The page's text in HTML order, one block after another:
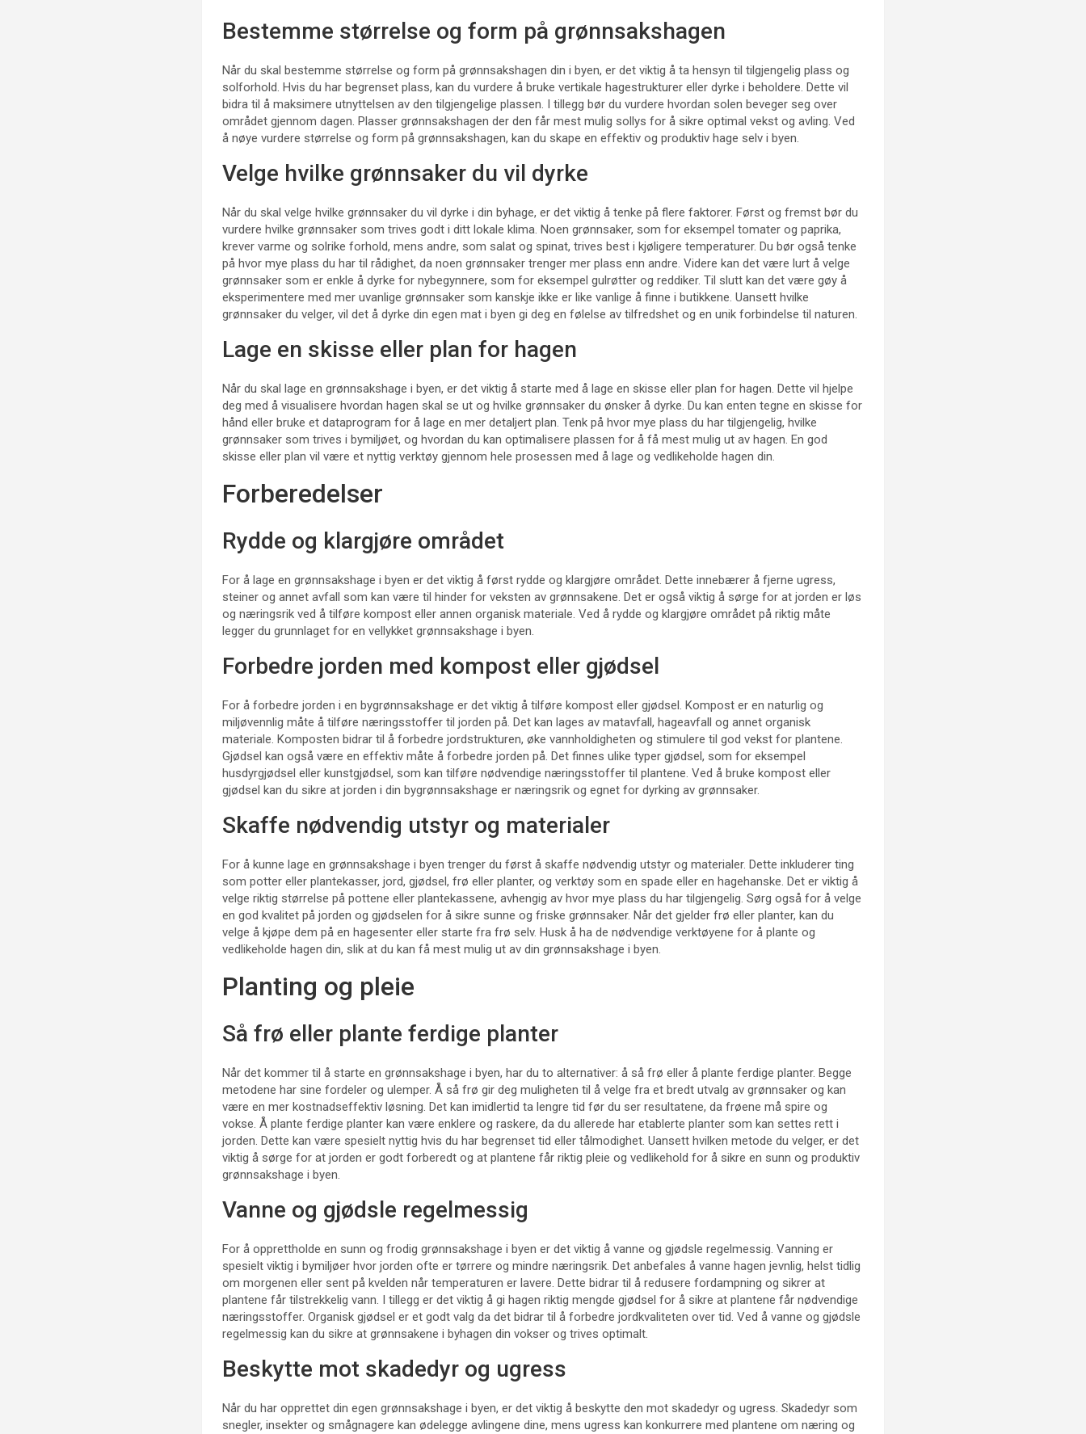
Bestemme størrelse og form på grønnsakshagen
Når du skal bestemme størrelse og form på grønnsakshagen din i byen, er det viktig å ta hensyn til tilgjengelig plass og
solforhold. Hvis du har begrenset plass, kan du vurdere å bruke vertikale hagestrukturer eller dyrke i beholdere. Dette vil
bidra til å maksimere utnyttelsen av den tilgjengelige plassen. I tillegg bør du vurdere hvordan solen beveger seg over
området gjennom dagen. Plasser grønnsakshagen der den får mest mulig sollys for å sikre optimal vekst og avling. Ved
å nøye vurdere størrelse og form på grønnsakshagen, kan du skape en effektiv og produktiv hage selv i byen.
Velge hvilke grønnsaker du vil dyrke
Når du skal velge hvilke grønnsaker du vil dyrke i din byhage, er det viktig å tenke på flere faktorer. Først og fremst bør du
vurdere hvilke grønnsaker som trives godt i ditt lokale klima. Noen grønnsaker, som for eksempel tomater og paprika,
krever varme og solrike forhold, mens andre, som salat og spinat, trives best i kjøligere temperaturer. Du bør også tenke
på hvor mye plass du har til rådighet, da noen grønnsaker trenger mer plass enn andre. Videre kan det være lurt å velge
grønnsaker som er enkle å dyrke for nybegynnere, som for eksempel gulrøtter og reddiker. Til slutt kan det være gøy å
eksperimentere med mer uvanlige grønnsaker som kanskje ikke er like vanlige å finne i butikkene. Uansett hvilke
grønnsaker du velger, vil det å dyrke din egen mat i byen gi deg en følelse av tilfredshet og en unik forbindelse til naturen.
Lage en skisse eller plan for hagen
Når du skal lage en grønnsakshage i byen, er det viktig å starte med å lage en skisse eller plan for hagen. Dette vil hjelpe
deg med å visualisere hvordan hagen skal se ut og hvilke grønnsaker du ønsker å dyrke. Du kan enten tegne en skisse for
hånd eller bruke et dataprogram for å lage en mer detaljert plan. Tenk på hvor mye plass du har tilgjengelig, hvilke
grønnsaker som trives i bymiljøet, og hvordan du kan optimalisere plassen for å få mest mulig ut av hagen. En god
skisse eller plan vil være et nyttig verktøy gjennom hele prosessen med å lage og vedlikeholde hagen din.
Forberedelser
Rydde og klargjøre området
For å lage en grønnsakshage i byen er det viktig å først rydde og klargjøre området. Dette innebærer å fjerne ugress,
steiner og annet avfall som kan være til hinder for veksten av grønnsakene. Det er også viktig å sørge for at jorden er løs
og næringsrik ved å tilføre kompost eller annen organisk materiale. Ved å rydde og klargjøre området på riktig måte
legger du grunnlaget for en vellykket grønnsakshage i byen.
Forbedre jorden med kompost eller gjødsel
For å forbedre jorden i en bygrønnsakshage er det viktig å tilføre kompost eller gjødsel. Kompost er en naturlig og
miljøvennlig måte å tilføre næringsstoffer til jorden på. Det kan lages av matavfall, hageavfall og annet organisk
materiale. Komposten bidrar til å forbedre jordstrukturen, øke vannholdigheten og stimulere til god vekst for plantene.
Gjødsel kan også være en effektiv måte å forbedre jorden på. Det finnes ulike typer gjødsel, som for eksempel
husdyrgjødsel eller kunstgjødsel, som kan tilføre nødvendige næringsstoffer til plantene. Ved å bruke kompost eller
gjødsel kan du sikre at jorden i din bygrønnsakshage er næringsrik og egnet for dyrking av grønnsaker.
Skaffe nødvendig utstyr og materialer
For å kunne lage en grønnsakshage i byen trenger du først å skaffe nødvendig utstyr og materialer. Dette inkluderer ting
som potter eller plantekasser, jord, gjødsel, frø eller planter, og verktøy som en spade eller en hagehanske. Det er viktig å
velge riktig størrelse på pottene eller plantekassene, avhengig av hvor mye plass du har tilgjengelig. Sørg også for å velge
en god kvalitet på jorden og gjødselen for å sikre sunne og friske grønnsaker. Når det gjelder frø eller planter, kan du
velge å kjøpe dem på en hagesenter eller starte fra frø selv. Husk å ha de nødvendige verktøyene for å plante og
vedlikeholde hagen din, slik at du kan få mest mulig ut av din grønnsakshage i byen.
Planting og pleie
Så frø eller plante ferdige planter
Når det kommer til å starte en grønnsakshage i byen, har du to alternativer: å så frø eller å plante ferdige planter. Begge
metodene har sine fordeler og ulemper. Å så frø gir deg muligheten til å velge fra et bredt utvalg av grønnsaker og kan
være en mer kostnadseffektiv løsning. Det kan imidlertid ta lengre tid før du ser resultatene, da frøene må spire og
vokse. Å plante ferdige planter kan være enklere og raskere, da du allerede har etablerte planter som kan settes rett i
jorden. Dette kan være spesielt nyttig hvis du har begrenset tid eller tålmodighet. Uansett hvilken metode du velger, er det
viktig å sørge for at jorden er godt forberedt og at plantene får riktig pleie og vedlikehold for å sikre en sunn og produktiv
grønnsakshage i byen.
Vanne og gjødsle regelmessig
For å opprettholde en sunn og frodig grønnsakshage i byen er det viktig å vanne og gjødsle regelmessig. Vanning er
spesielt viktig i bymiljøer hvor jorden ofte er tørrere og mindre næringsrik. Det anbefales å vanne hagen jevnlig, helst tidlig
om morgenen eller sent på kvelden når temperaturen er lavere. Dette bidrar til å redusere fordampning og sikrer at
plantene får tilstrekkelig vann. I tillegg er det viktig å gi hagen riktig mengde gjødsel for å sikre at plantene får nødvendige
næringsstoffer. Organisk gjødsel er et godt valg da det bidrar til å forbedre jordkvaliteten over tid. Ved å vanne og gjødsle
regelmessig kan du sikre at grønnsakene i byhagen din vokser og trives optimalt.
Beskytte mot skadedyr og ugress
Når du har opprettet din egen grønnsakshage i byen, er det viktig å beskytte den mot skadedyr og ugress. Skadedyr som
snegler, insekter og smågnagere kan ødelegge avlingene dine, mens ugress kan konkurrere med plantene om næring og